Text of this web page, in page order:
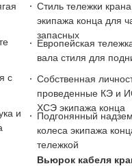
с
и
Стиль тележки
экипажа конца для
запасных
Европейская
вала стиля для
Собственная
проведенные КЭ и
ХСЭ экипажа конца
Подгонянный
колеса экипажа
тележкой
Вьюрок кабеля